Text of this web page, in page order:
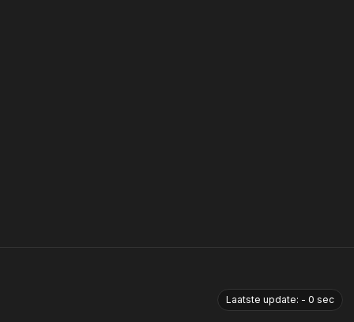
Laatste update: - 0 sec